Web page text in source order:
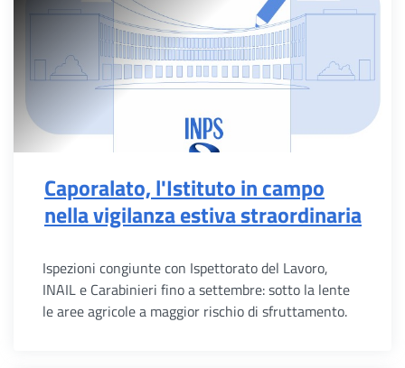
Caporalato, l'Istituto in campo
nella vigilanza estiva straordinaria
Ispezioni congiunte con Ispettorato del Lavoro,
INAIL e Carabinieri fino a settembre: sotto la lente
le aree agricole a maggior rischio di sfruttamento.